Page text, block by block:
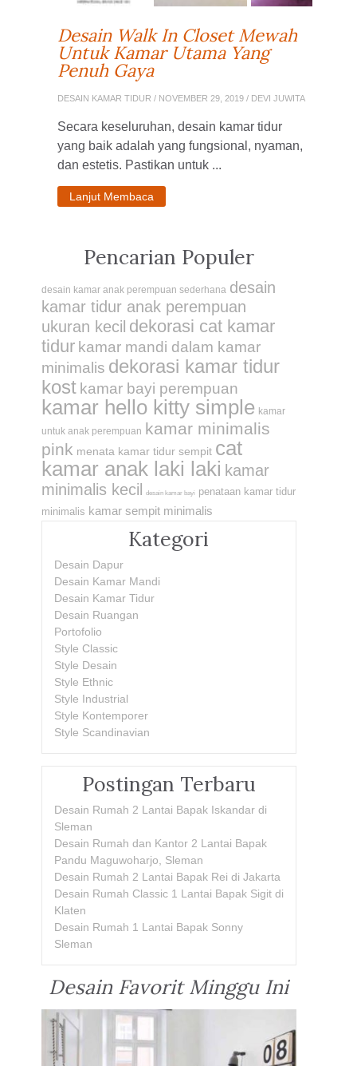
Desain Walk In Closet Mewah
Untuk Kamar Utama Yang
Penuh Gaya
DESAIN KAMAR TIDUR / NOVEMBER 29, 2019 / DEVI JUWITA
Secara keseluruhan, desain kamar tidur
yang baik adalah yang fungsional, nyaman,
dan estetis. Pastikan untuk ...
Lanjut Membaca
Pencarian Populer
desain kamar anak perempuan sederhana desain
kamar tidur anak perempuan
ukuran kecil dekorasi cat kamar
tidur kamar mandi dalam kamar
minimalis dekorasi kamar tidur
kost kamar bayi perempuan
kamar hello kitty simple kamar
untuk anak perempuan kamar minimalis
pink menata kamar tidur sempit cat
kamar anak laki laki kamar
minimalis kecil
desain kamar bayi
penataan kamar tidur
minimalis kamar sempit minimalis
Kategori
Desain Dapur
Desain Kamar Mandi
Desain Kamar Tidur
Desain Ruangan
Portofolio
Style Classic
Style Desain
Style Ethnic
Style Industrial
Style Kontemporer
Style Scandinavian
Postingan Terbaru
Desain Rumah 2 Lantai Bapak Iskandar di
Sleman
Desain Rumah dan Kantor 2 Lantai Bapak
Pandu Maguwoharjo, Sleman
Desain Rumah 2 Lantai Bapak Rei di Jakarta
Desain Rumah Classic 1 Lantai Bapak Sigit di
Klaten
Desain Rumah 1 Lantai Bapak Sonny
Sleman
Desain Favorit Minggu Ini